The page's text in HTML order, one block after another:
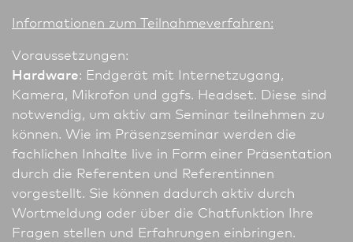
In­for­ma­tio­nen zum Teilnahmeverfahren:
Voraussetzungen:
Hardware: Endgerät mit Internetzugang,
Kamera, Mikrofon und ggfs. Headset. Diese sind
notwendig, um aktiv am Seminar teil­nehmen zu
können. Wie im Präsenzseminar werden die
fachlichen Inhalte live in Form einer Präsentation
durch die Referenten und Referentinnen
vorgestellt. Sie können dadurch aktiv durch
Wortmeldung oder über die Chatfunktion Ihre
Fragen stellen und Erfahrungen einbringen.